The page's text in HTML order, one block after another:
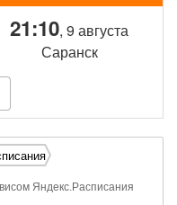
21:10, 9 августа
Саранск
Яндекс.Расписания